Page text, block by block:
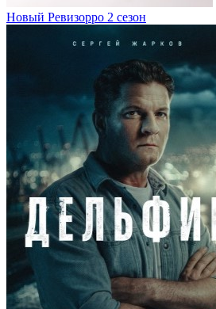
Новый Ревизорро 2 сезон